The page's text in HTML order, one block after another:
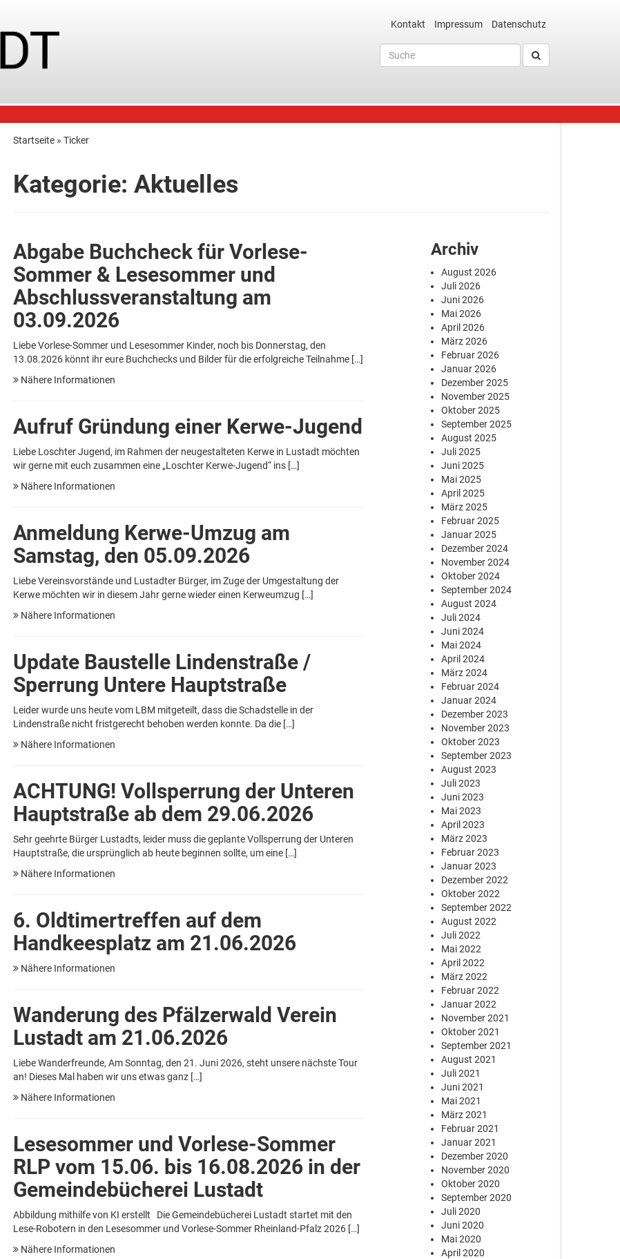
Kontakt Impressum Datenschutz
Startseite »Ticker
Kategorie:Aktuelles
Abgabe Buchcheck für Vorlese-
Sommer & Lesesommer und
Abschlussveranstaltung am
03.09.2026
Liebe Vorlese-Sommer und Lesesommer Kinder, noch bis Donnerstag, den
13.08.2026 könnt ihr eure Buchchecks und Bilder für die erfolgreiche Teilnahme […]
Nähere Informationen
Aufruf Gründung einer Kerwe-Jugend
Liebe Loschter Jugend, im Rahmen der neugestalteten Kerwe in Lustadt möchten
wir gerne mit euch zusammen eine „Loschter Kerwe-Jugend“ ins […]
Nähere Informationen
Anmeldung Kerwe-Umzug am
Samstag, den 05.09.2026
Liebe Vereinsvorstände und Lustadter Bürger, im Zuge der Umgestaltung der
Kerwe möchten wir in diesem Jahr gerne wieder einen Kerweumzug […]
Nähere Informationen
Update Baustelle Lindenstraße /
Sperrung Untere Hauptstraße
Leider wurde uns heute vom LBM mitgeteilt, dass die Schadstelle in der
Lindenstraße nicht fristgerecht behoben werden konnte. Da die […]
Nähere Informationen
ACHTUNG! Vollsperrung der Unteren
Hauptstraße ab dem 29.06.2026
Sehr geehrte Bürger Lustadts, leider muss die geplante Vollsperrung der Unteren
Hauptstraße, die ursprünglich ab heute beginnen sollte, um eine […]
Nähere Informationen
6. Oldtimertreffen auf dem
Handkeesplatz am 21.06.2026
Nähere Informationen
Wanderung des Pfälzerwald Verein
Lustadt am 21.06.2026
Liebe Wanderfreunde, Am Sonntag, den 21. Juni 2026, steht unsere nächste Tour
an! Dieses Mal haben wir uns etwas ganz […]
Nähere Informationen
Lesesommer und Vorlese-Sommer
RLP vom 15.06. bis 16.08.2026 in der
Gemeindebücherei Lustadt
Abbildung mithilfe von KI erstellt Die Gemeindebücherei Lustadt startet mit den
Lese-Robotern in den Lesesommer und Vorlese-Sommer Rheinland-Pfalz 2026 […]
Nähere Informationen
Archiv
August 2026
Juli 2026
Juni 2026
Mai 2026
April 2026
März 2026
Februar 2026
Januar 2026
Dezember 2025
November 2025
Oktober 2025
September 2025
August 2025
Juli 2025
Juni 2025
Mai 2025
April 2025
März 2025
Februar 2025
Januar 2025
Dezember 2024
November 2024
Oktober 2024
September 2024
August 2024
Juli 2024
Juni 2024
Mai 2024
April 2024
März 2024
Februar 2024
Januar 2024
Dezember 2023
November 2023
Oktober 2023
September 2023
August 2023
Juli 2023
Juni 2023
Mai 2023
April 2023
März 2023
Februar 2023
Januar 2023
Dezember 2022
Oktober 2022
September 2022
August 2022
Juli 2022
Mai 2022
April 2022
März 2022
Februar 2022
Januar 2022
November 2021
Oktober 2021
September 2021
August 2021
Juli 2021
Juni 2021
Mai 2021
März 2021
Februar 2021
Januar 2021
Dezember 2020
November 2020
Oktober 2020
September 2020
Juli 2020
Juni 2020
Mai 2020
April 2020